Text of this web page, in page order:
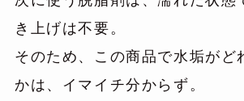
き上げは不要。
そのため、この商品で水垢がど
かは、イマイチ分からず。